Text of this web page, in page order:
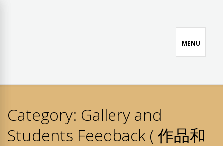
LIANGQIAO CHANNEL 良
We are here to teach you, guide you, and help you
MENU
Category: Gallery and
Students Feedback ( 作品和